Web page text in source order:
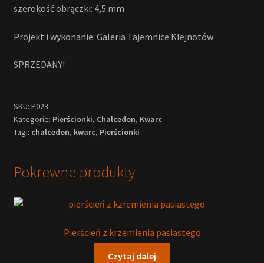
szerokość obrączki: 4,5 mm
Projekt i wykonanie: Galeria Tajemnice Klejnotów
SPRZEDANY!
SKU: P023
Kategorie: Pierścionki, Chalcedon, Kwarc
Tagi: chalcedon, kwarc, Pierścionki
Pokrewne produkty
Pierścień z krzemienia pasiastego
Czytaj dalej